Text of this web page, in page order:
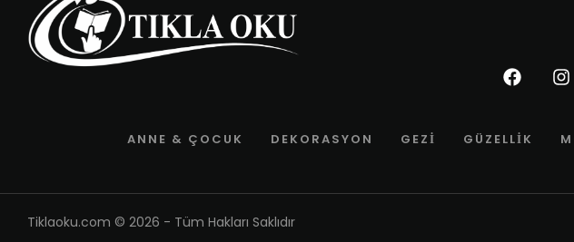
ANNE & ÇOCUK DEKORASYON GEZI GÜZELLIK
Tiklaoku.com © 2026 - Tüm Hakları Saklıdır